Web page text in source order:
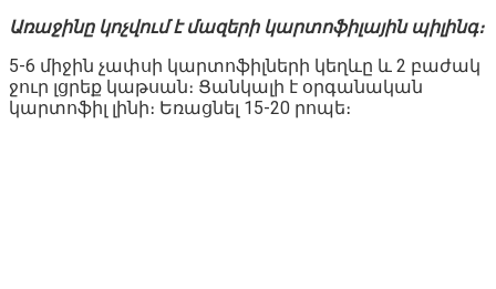
Առաջինը կոչվում է մազերի կարտոֆիլային պիլինգ։
5-6 միջին չափսի կարտոֆիլների կեղևը և 2 բաժակ
ջուր լցրեք կաթսան։ Ցանկալի է օրգանական
կարտոֆիլ լինի։ Եռացնել 15-20 րոպե։